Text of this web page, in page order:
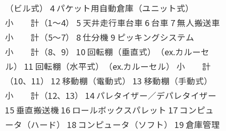
（ビル式） 4 パケット用自動倉庫（ユニット式）
小 計（1〜4） 5 天井走行車台車 6 台車 7 無人搬送車
小 計（5〜7） 8 仕分機 9 ピッキングシステム
小 計（8、9） 10 回転棚（垂直式）（ex.カルーセ
ル） 11 回転棚（水平式）（ex.カルーセル） 小 計
（10、11） 12 移動棚（電動式） 13 移動棚（手動式）
小 計（12、13） 14 パレタイザー／デパレタイザー
15 垂直搬送機 16 ロールボックスパレット 17 コンピュ
ータ（ハード） 18 コンピュータ（ソフト） 19 倉庫管理